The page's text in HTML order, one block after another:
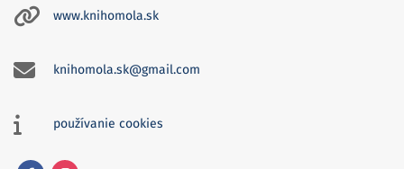
www.knihomola.sk
knihomola.sk@gmail.com
používanie cookies